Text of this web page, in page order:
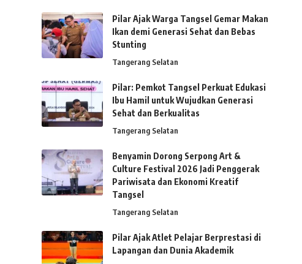
Pilar Ajak Warga Tangsel Gemar Makan
Ikan demi Generasi Sehat dan Bebas
Stunting
Tangerang Selatan
Pilar: Pemkot Tangsel Perkuat Edukasi
Ibu Hamil untuk Wujudkan Generasi
Sehat dan Berkualitas
Tangerang Selatan
Benyamin Dorong Serpong Art &
Culture Festival 2026 Jadi Penggerak
Pariwisata dan Ekonomi Kreatif
Tangsel
Tangerang Selatan
Pilar Ajak Atlet Pelajar Berprestasi di
Lapangan dan Dunia Akademik